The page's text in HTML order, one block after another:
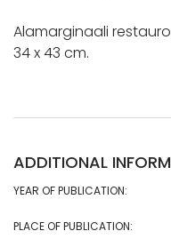
Alamarginaali
34 x 43 cm.
ADDITIONAL
YEAR OF PUBLICATION:
PLACE OF PUBLICATION: